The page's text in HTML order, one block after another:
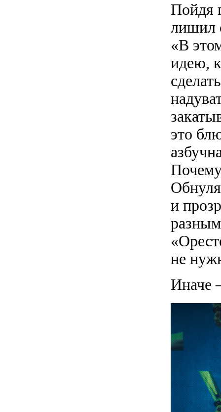
Пойдя
лишил
«В
идею,
это
и
не
Иначе